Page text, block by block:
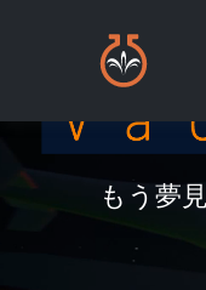
もう夢